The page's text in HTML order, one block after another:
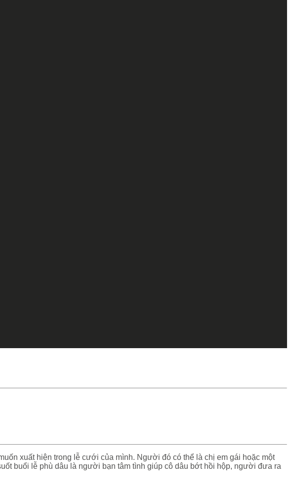
xuất hiện trong lễ cưới của mình. Người đó có thể là chị em gái hoặc một
buổi lễ phù dâu là người bạn tâm tình giúp cô dâu bớt hồi hộp, người đưa ra